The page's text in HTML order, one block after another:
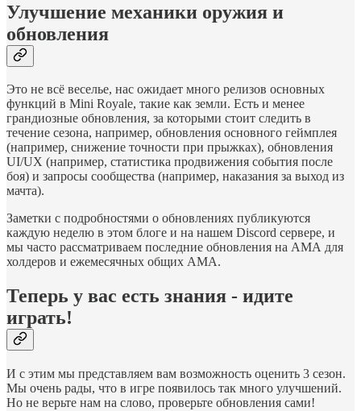
Улучшение механики оружия и
обновления
Это не всё веселье, нас ожидает много релизов основных
функций в Mini Royale, такие как земли. Есть и менее
грандиозные обновления, за которыми стоит следить в
течение сезона, например, обновления основного геймплея
(например, снижение точности при прыжках), обновления
UI/UX (например, статистика продвижения события после
боя) и запросы сообщества (например, наказания за выход из
мачта).
Заметки с подробностями о обновлениях публикуются
каждую неделю в этом блоге и на нашем Discord сервере, и
мы часто рассматриваем последние обновления на АМА для
холдеров и ежемесячных общих AMA.
Теперь у вас есть знания - идите
играть!
И с этим мы представляем вам возможность оценить 3 сезон.
Мы очень рады, что в игре появилось так много улучшений.
Но не верьте нам на слово, проверьте обновления сами!